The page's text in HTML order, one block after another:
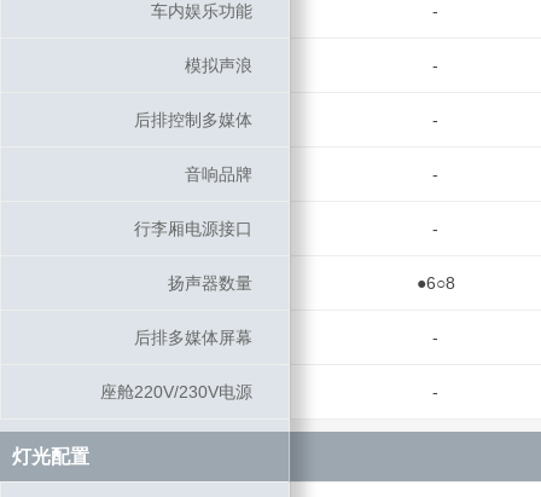
车内娱乐功能 -
模拟声浪 -
后排控制多媒体 -
音响品牌 -
行李厢电源接口 -
扬声器数量 ●6○8
后排多媒体屏幕 -
座舱220V/230V电源 -
灯光配置
车内娱乐功能
模拟声浪
后排控制多媒体
音响品牌
行李厢电源接口
扬声器数量
后排多媒体屏幕
座舱220V/230V电源
灯光配置